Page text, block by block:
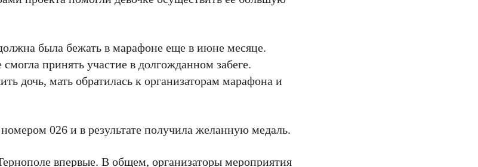
была бежать в марафоне еще в июне месяце.
принять участие в долгожданном забеге.
дочь, мать обратилась к организаторам марафона и
026 и в результате получила желанную медаль.
впервые. В общем, организаторы мероприятия